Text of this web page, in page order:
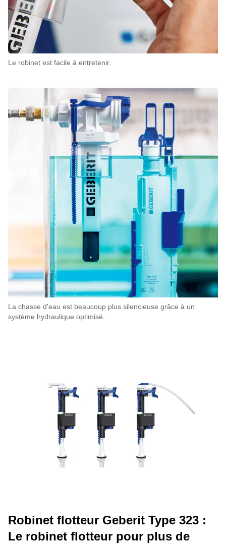
Le robinet est facile à entretenir.
La chasse d'eau est beaucoup plus silencieuse grâce à un
système hydraulique optimisé.
Robinet flotteur Geberit Type 323 :
Le robinet flotteur pour plus de